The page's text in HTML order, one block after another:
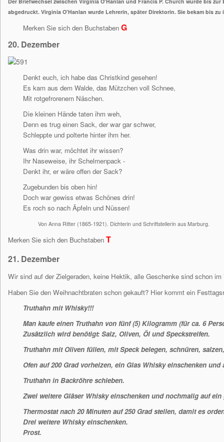
abgedruckt. Virginia O'Hanlan wurde Lehrerin, später Direktorin. Sie bekam bis
Merken Sie sich den Buchstaben G
20. Dezember
Denkt euch, ich habe das Christkind gesehen!
Es kam aus dem Walde, das Mützchen voll Schnee,
Mit rotgefrorenem Näschen.
Die kleinen Hände taten ihm weh,
Denn es trug einen Sack, der war gar schwer,
Schleppte und polterte hinter ihm her.
Was drin war, möchtet ihr wissen?
Ihr Naseweise, ihr Schelmenpack -
Denkt ihr, er wäre offen der Sack?
Zugebunden bis oben hin!
Doch war gewiss etwas Schönes drin!
Es roch so nach Äpfeln und Nüssen!
Von Anna Ritter (1865-1921). Dichterin und Schriftstellerin aus Marburg.
Merken Sie sich den Buchstaben T
21. Dezember
Wir sind auf der Zielgeraden, keine Hektik, alle Geschenke sind schon
Haben Sie den Weihnachtbraten schon gekauft? Hier kommt ein
Truthahn mit Whisky!!!
Man kaufe einen Truthahn von fünf (5) Kilogramm (für ca. 6
Zusätzlich wird benötigt: Salz, Oliven, Öl und Speckstreifen.
Truthahn mit Oliven füllen, mit Speck belegen, schnüren,
Ofen auf 200 Grad vorheizen, ein Glas Whisky einschenken
Truthahn in Backröhre schieben.
Zwei weitere Gläser Whisky einschenken und nochmalig auf
Thermostat nach 20 Minuten auf 250 Grad stellen, damit es
Drei weitere Whisky einschenken.
Prost.